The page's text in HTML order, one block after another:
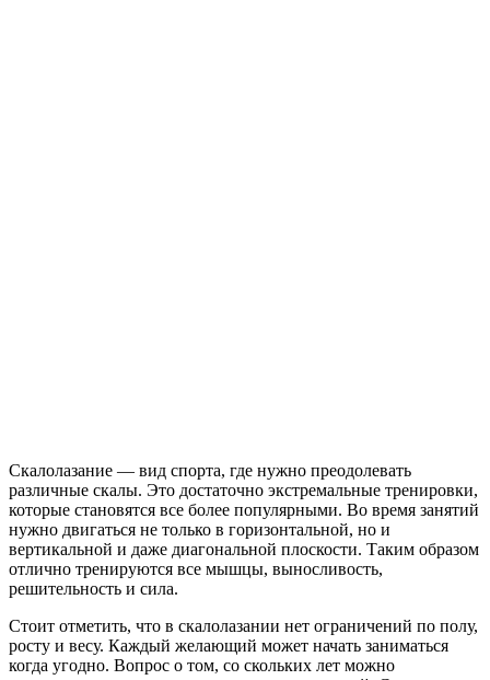
Скалолазание — вид спорта, где нужно преодолевать
различные скалы. Это достаточно экстремальные тренировки,
которые становятся все более популярными. Во время занятий
нужно двигаться не только в горизонтальной, но и
вертикальной и даже диагональной плоскости. Таким образом
отлично тренируются все мышцы, выносливость,
решительность и сила.
Стоит отметить, что в скалолазании нет ограничений по полу,
росту и весу. Каждый желающий может начать заниматься
когда угодно. Вопрос о том, со скольких лет можно